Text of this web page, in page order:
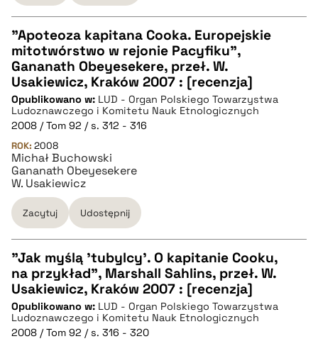
CZYSTY TEKST
pobierz cytat
BIBTEX
pobierz cytat
"Apoteoza kapitana Cooka. Europejskie
mitotwórstwo w rejonie Pacyfiku",
Gananath Obeyesekere, przeł. W.
Usakiewicz, Kraków 2007 : [recenzja]
Opublikowano w: LUD - Organ Polskiego Towarzystwa
Ludoznawczego i Komitetu Nauk Etnologicznych
2008 / Tom 92 / s. 312 - 316
ROK: 2008
Michał Buchowski
Gananath Obeyesekere
W. Usakiewicz
Zacytuj Udostępnij
CZYSTY TEKST
pobierz cytat
"Jak myślą 'tubylcy'. O kapitanie Cooku,
na przykład", Marshall Sahlins, przeł. W.
Usakiewicz, Kraków 2007 : [recenzja]
Opublikowano w: LUD - Organ Polskiego Towarzystwa
Ludoznawczego i Komitetu Nauk Etnologicznych
2008 / Tom 92 / s. 316 - 320